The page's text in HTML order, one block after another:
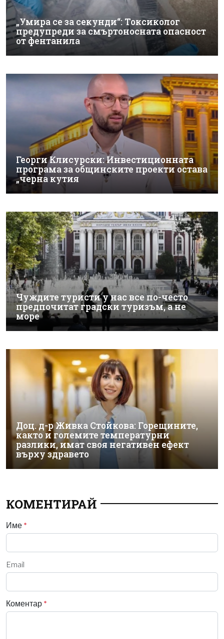
„Умира се за секунди“: Токсиколог
предупреди за смъртоносната опасност
от фентанила
Георги Клисурски: Инвестиционната
програма за общинските проекти остава
„черна кутия
Чуждите туристи у нас все по-често
предпочитат градски туризъм, а не
море
Доц. д-р Живка Стойкова: Горещините,
както и големите температурни
разлики, имат своя негативен ефект
върху здравето
КОМЕНТИРАЙ
Име *
Email
Коментар *